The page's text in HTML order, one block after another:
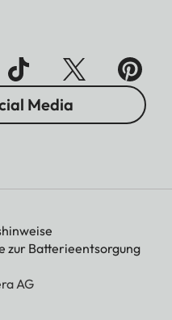
Media
zur Batterieentsorgung
AG